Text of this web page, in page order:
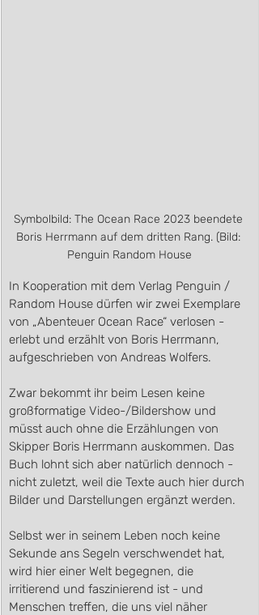
Symbolbild: The Ocean Race 2023 beendete
Boris Herrmann auf dem dritten Rang. (Bild:
Penguin Random House
In Kooperation mit dem Verlag Penguin /
Random House dürfen wir zwei Exemplare
von „Abenteuer Ocean Race“ verlosen -
erlebt und erzählt von Boris Herrmann,
aufgeschrieben von Andreas Wolfers.
Zwar bekommt ihr beim Lesen keine
großformatige Video-/Bildershow und
müsst auch ohne die Erzählungen von
Skipper Boris Herrmann auskommen. Das
Buch lohnt sich aber natürlich dennoch -
nicht zuletzt, weil die Texte auch hier durch
Bilder und Darstellungen ergänzt werden.
Selbst wer in seinem Leben noch keine
Sekunde ans Segeln verschwendet hat,
wird hier einer Welt begegnen, die
irritierend und faszinierend ist - und
Menschen treffen, die uns viel näher